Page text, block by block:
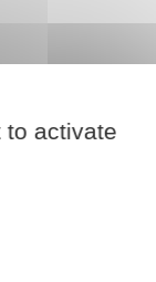
to activate